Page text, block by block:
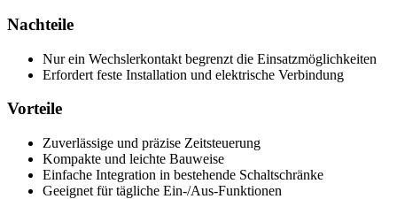
Nachteile
Nur ein Wechslerkontakt begrenzt die Einsatzmöglichkeiten
Erfordert feste Installation und elektrische Verbindung
Vorteile
Zuverlässige und präzise Zeitsteuerung
Kompakte und leichte Bauweise
Einfache Integration in bestehende Schaltschränke
Geeignet für tägliche Ein-/Aus-Funktionen